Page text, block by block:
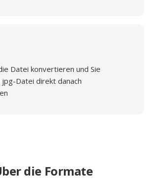
Datei konvertieren und Sie
Datei direkt danach
die Formate